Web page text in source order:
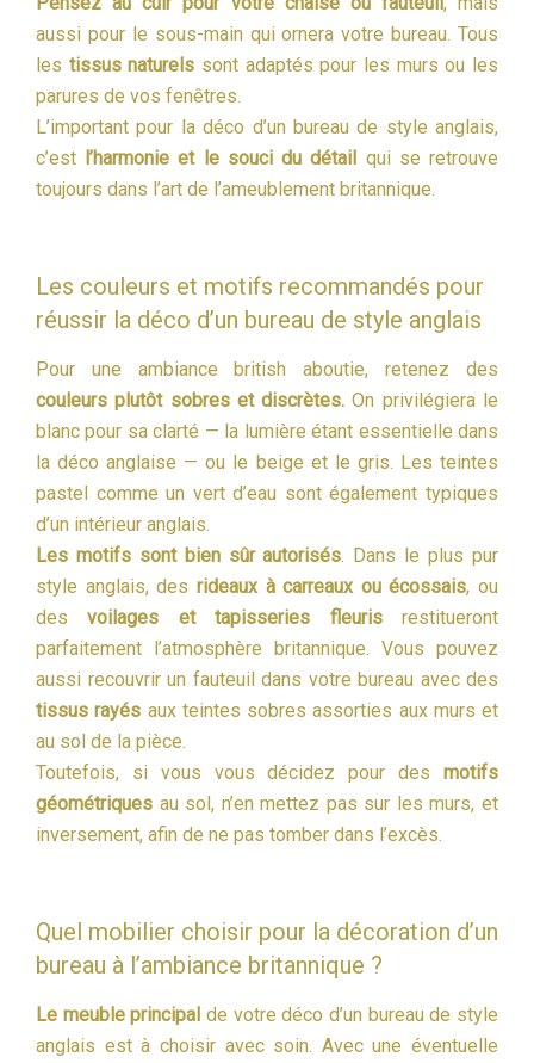
aussi pour le sous-main qui ornera votre bureau. Tous
les tissus naturels sont adaptés pour les murs ou les
parures de vos fenêtres.
L’important pour la déco d’un bureau de style anglais,
c’est l’harmonie et le souci du détail qui se retrouve
toujours dans l’art de l’ameublement britannique.
Les couleurs et motifs recommandés pour
réussir la déco d’un bureau de style anglais
Pour une ambiance british aboutie, retenez des
couleurs plutôt sobres et discrètes. On privilégiera le
blanc pour sa clarté — la lumière étant essentielle dans
la déco anglaise — ou le beige et le gris. Les teintes
pastel comme un vert d’eau sont également typiques
d’un intérieur anglais.
Les motifs sont bien sûr autorisés. Dans le plus pur
style anglais, des rideaux à carreaux ou écossais, ou
des voilages et tapisseries fleuris restitueront
parfaitement l’atmosphère britannique. Vous pouvez
aussi recouvrir un fauteuil dans votre bureau avec des
tissus rayés aux teintes sobres assorties aux murs et
au sol de la pièce.
Toutefois, si vous vous décidez pour des motifs
géométriques au sol, n’en mettez pas sur les murs, et
inversement, afin de ne pas tomber dans l’excès.
Quel mobilier choisir pour la décoration d’un
bureau à l’ambiance britannique ?
Le meuble principal de votre déco d’un bureau de style
anglais est à choisir avec soin. Avec une éventuelle